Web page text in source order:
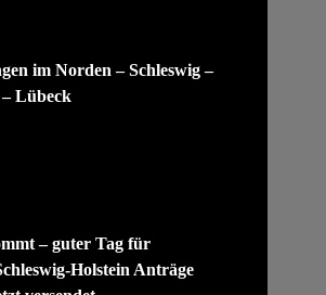
im Norden – Schleswig –
Lübeck
– guter Tag für
Holstein Anträge